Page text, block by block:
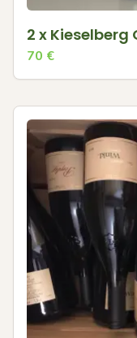
2 x Kieselberg
70 €